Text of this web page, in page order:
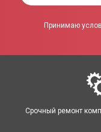
Принимаю
Срочный ремонт